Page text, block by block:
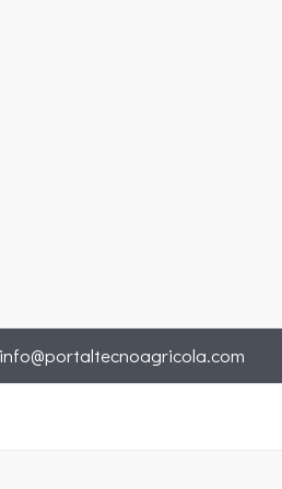
info@portaltecnoagricola.com